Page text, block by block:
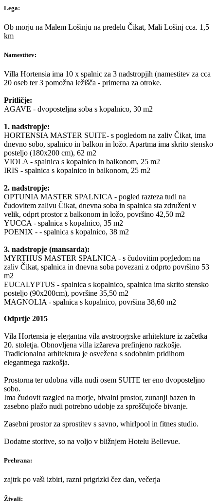
Lega:
Ob morju na Malem Lošinju na predelu Čikat, Mali Lošinj cca. 1,5
km
Namestitev:
Villa Hortensia ima 10 x spalnic za 3 nadstropjih (namestitev za cca
20 oseb ter 3 pomožna ležišča - primerna za otroke.
Pritličje:
AGAVE - dvoposteljna soba s kopalnico, 30 m2
1. nadstropje:
HORTENSIA MASTER SUITE- s pogledom na zaliv Čikat, ima
dnevno sobo, spalnico in balkon in ložo. Apartma ima skrito stensko
posteljo (180x200 cm), 62 m2
VIOLA - spalnica s kopalnico in balkonom, 25 m2
IRIS - spalnica s kopalnico in balkonom, 25 m2
2. nadstropje:
OPTUNIA MASTER SPALNICA - pogled razteza tudi na
čudovitem zalivu Čikat, dnevna soba in spalnica sta združeni v
velik, odprt prostor z balkonom in ložo, površino 42,50 m2
YUCCA - spalnica s kopalnico, 35 m2
POENIX - - spalnica s kopalnico, 38 m2
3. nadstropje (mansarda):
MYRTHUS MASTER SPALNICA - s čudovitim pogledom na
zaliv Čikat, spalnica in dnevna soba povezani z odprto površino 53
m2
EUCALYPTUS - spalnica s kopalnico, spalnica ima skrito stensko
posteljo (90x200cm), površine 35,50 m2
MAGNOLIA - spalnica s kopalnico, površina 38,60 m2
Odprtje 2015
Vila Hortensia je elegantna vila avstroogrske arhitekture iz začetka
20. stoletja. Obnovljena villa izžareva prefinjeno razkošje.
Tradicionalna arhitektura je osvežena s sodobnim pridihom
elegantnega razkošja.
Prostorna ter udobna villa nudi osem SUITE ter eno dvoposteljno
sobo.
Ima čudovit razgled na morje, bivalni prostor, zunanji bazen in
zasebno plažo nudi potrebno udobje za sproščujoče bivanje.
Zasebni prostor za sprostitev s savno, whirlpool in fitnes studio.
Dodatne storitve, so na voljo v bližnjem Hotelu Bellevue.
Prehrana:
zajtrk po vaši izbiri, razni prigrizki čez dan, večerja
Živali: